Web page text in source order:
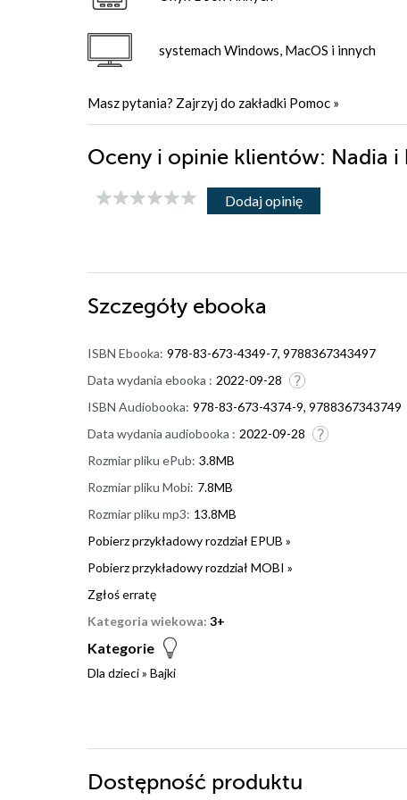
systemach Windows, MacOS i innych
Masz pytania? Zajrzyj do zakładki Pomoc »
Oceny i opinie klientów: Nadia i
Dodaj opinię
Szczegóły ebooka
ISBN Ebooka: 978-83-673-4349-7, 9788367343497
Data wydania ebooka : 2022-09-28
ISBN Audiobooka: 978-83-673-4374-9, 9788367343749
Data wydania audiobooka : 2022-09-28
Rozmiar pliku ePub: 3.8MB
Rozmiar pliku Mobi: 7.8MB
Rozmiar pliku mp3: 13.8MB
Pobierz przykładowy rozdział EPUB »
Pobierz przykładowy rozdział MOBI »
Zgłoś erratę
Kategoria wiekowa: 3+
Kategorie
Dla dzieci» Bajki
Dostępność produktu